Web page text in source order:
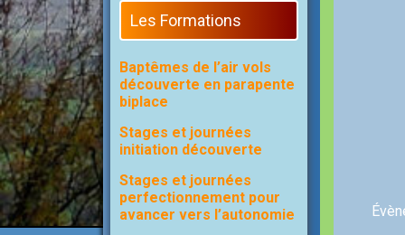
Les Formations
Baptêmes de l’air vols
découverte en parapente
biplace
Stages et journées
initiation découverte
Stages et journées
perfectionnement pour
avancer vers l’autonomie